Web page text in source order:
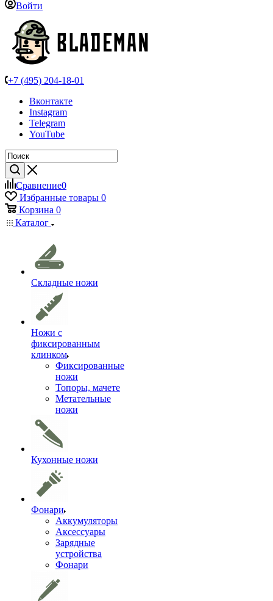
Войти
+7 (495) 204-18-01
Вконтакте
Instagram
Telegram
YouTube
Сравнение0
Избранные товары 0
Корзина 0
Каталог
Складные ножи
Ножи с
фиксированным
клинком
Фиксированные
ножи
Топоры, мачете
Метательные
ножи
Кухонные ножи
Фонари
Аккумуляторы
Аксессуары
Зарядные
устройства
Фонари